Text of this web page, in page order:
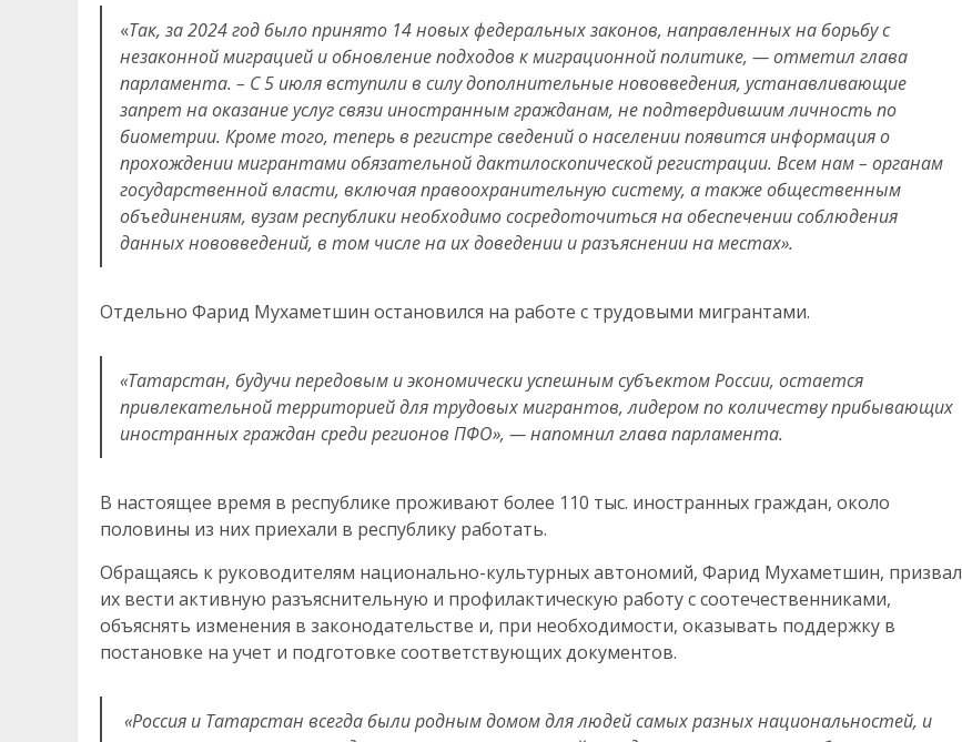
«Так, за 2024 год было принято 14 новых федеральных законов, направленных на борьбу с
незаконной миграцией и обновление подходов к миграционной политике, — отметил глава
парламента. – С 5 июля вступили в силу дополнительные нововведения, устанавливающие
запрет на оказание услуг связи иностранным гражданам, не подтвердившим личность по
биометрии. Кроме того, теперь в регистре сведений о населении появится информация о
прохождении мигрантами обязательной дактилоскопической регистрации. Всем нам – органам
государственной власти, включая правоохранительную систему, а также общественным
объединениям, вузам республики необходимо сосредоточиться на обеспечении соблюдения
данных нововведений, в том числе на их доведении и разъяснении на местах».
Отдельно Фарид Мухаметшин остановился на работе с трудовыми мигрантами.
«Татарстан, будучи передовым и экономически успешным субъектом России, остается
привлекательной территорией для трудовых мигрантов, лидером по количеству прибывающих
иностранных граждан среди регионов ПФО», — напомнил глава парламента.
В настоящее время в республике проживают более 110 тыс. иностранных граждан, около
половины из них приехали в республику работать.
Обращаясь к руководителям национально-культурных автономий, Фарид Мухаметшин, призвал
их вести активную разъяснительную и профилактическую работу с соотечественниками,
объяснять изменения в законодательстве и, при необходимости, оказывать поддержку в
постановке на учет и подготовке соответствующих документов.
«Россия и Татарстан всегда были родным домом для людей самых разных национальностей, и